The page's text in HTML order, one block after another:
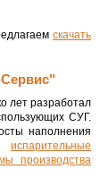
скачать
Сервис"
лет разработал
СУГ.
наполнения
испарительные
производства